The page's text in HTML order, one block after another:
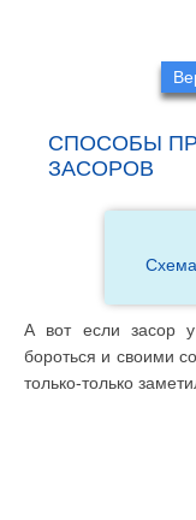
СПОСОБЫ
ЗАСОРОВ
А вот если засор
бороться и своими
только-только